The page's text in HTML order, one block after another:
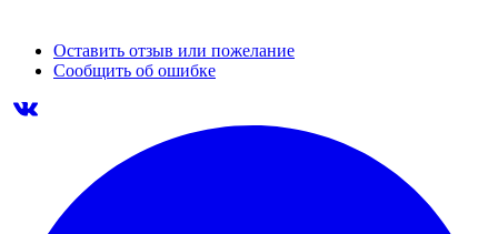
Оставить отзыв или пожелание
Сообщить об ошибке